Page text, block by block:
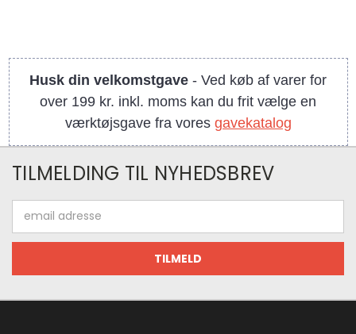
Husk din velkomstgave - Ved køb af varer for
over 199 kr. inkl. moms kan du frit vælge en
værktøjsgave fra vores gavekatalog
TILMELDING TIL NYHEDSBREV
adresse